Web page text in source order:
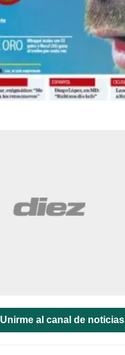
Unirme al canal de noticias